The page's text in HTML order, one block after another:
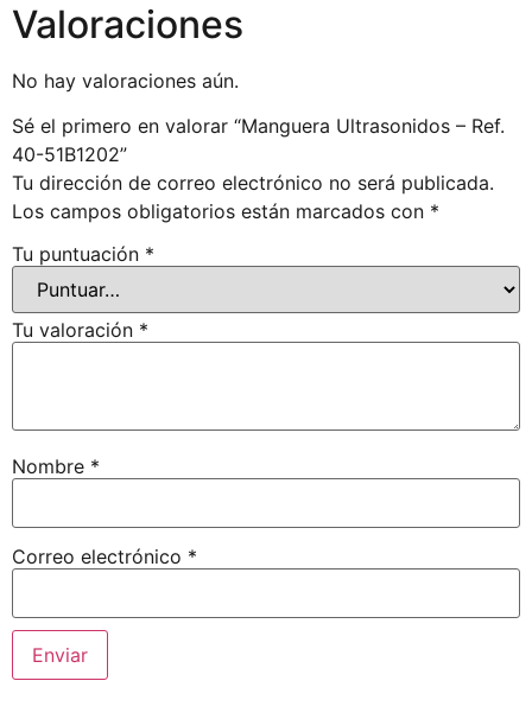
Valoraciones
No hay valoraciones aún.
Sé el primero en valorar “Manguera Ultrasonidos – Ref.
40-51B1202”
Tu dirección de correo electrónico no será publicada.
Los campos obligatorios están marcados con *
Tu puntuación *
Tu valoración *
Nombre *
Correo electrónico *